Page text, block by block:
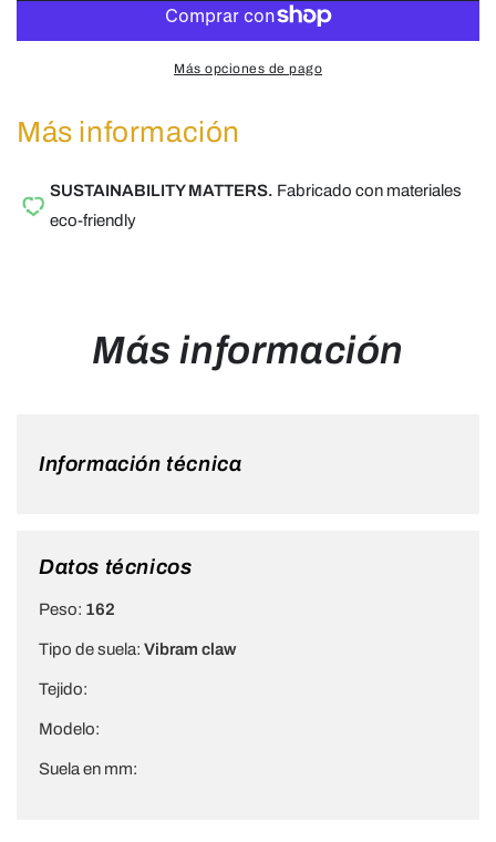
SandaliasMás opciones de pago
Más información
SUSTAINABILITY MATTERS. Fabricado con materiales
eco-friendly
Más información
Información técnica
Datos técnicos
Peso: 162
Tipo de suela: Vibram claw
Tejido:
Modelo:
Suela en mm: